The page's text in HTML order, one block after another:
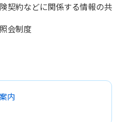
契約などに関係する情報の共
会制度
内